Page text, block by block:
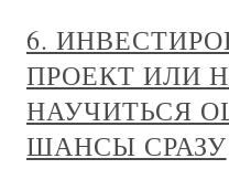
6.
ПРОЕКТ ИЛИ
НАУЧИТЬСЯ
ШАНСЫ СРАЗУ